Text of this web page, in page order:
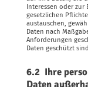
Interessen oder zur
gesetzlichen
austauschen,
Daten nach
Anforderungen
Daten geschützt
6.2 Ihre
Daten